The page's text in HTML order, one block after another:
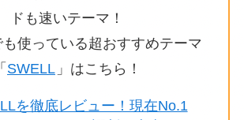
ドも速いテーマ！
使っている超おすすめテーマ
「 SWELL 」はこちら！
を徹底レビュー！現在No.1